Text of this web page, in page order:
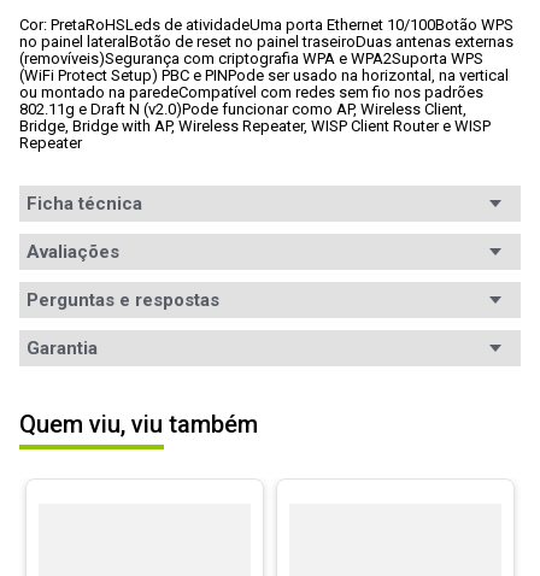
Cor: PretaRoHSLeds de atividadeUma porta Ethernet 10/100Botão WPS
no painel lateral Botão de reset no painel traseiroDuas antenas externas
(removíveis)Segurança com criptografia WPA e WPA2Suporta WPS
(WiFi Protect Setup) PBC e PINPode ser usado na horizontal, na vertical
ou montado na paredeCompatível com redes sem fio nos padrões
802.11g e Draft N (v2.0)Pode funcionar como AP, Wireless Client,
Bridge, Bridge with AP, Wireless Repeater, WISP Client Router e WISP
Repeater
Ficha técnica
Avaliações
Avaliações
5 estrelas
4estrelas
2estrelas
0
Perguntas e respostas
Garantia
Quem viu, viu também